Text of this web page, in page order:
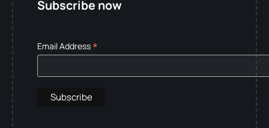
Subscribe now
Email Address*